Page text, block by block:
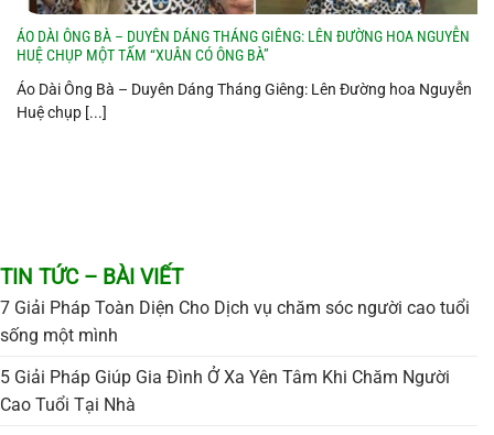
ÁO DÀI ÔNG BÀ – DUYÊN DÁNG THÁNG GIÊNG: LÊN ĐƯỜNG HOA NGUYỄN
HUỆ CHỤP MỘT TẤM “XUÂN CÓ ÔNG BÀ”
Áo Dài Ông Bà – Duyên Dáng Tháng Giêng: Lên Đường hoa Nguyễn
Huệ chụp [...]
TIN TỨC – BÀI VIẾT
7 Giải Pháp Toàn Diện Cho Dịch vụ chăm sóc người cao tuổi
sống một mình
5 Giải Pháp Giúp Gia Đình Ở Xa Yên Tâm Khi Chăm Người
Cao Tuổi Tại Nhà